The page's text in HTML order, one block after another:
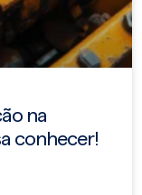
na
conhecer!